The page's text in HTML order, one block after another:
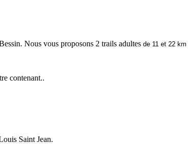
Nous vous proposons 2 trails adultes de 11 et 22 km
contenant..
Saint Jean.